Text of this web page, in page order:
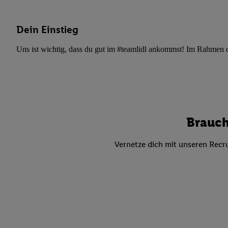
Dein Einstieg
Uns ist wichtig, dass du gut im #teamlidl ankommst! Im Rahmen
Vernetze dich mit unseren
Anzeige von
oder Zugriff auf
von Zielgruppen
reduzierter Daten